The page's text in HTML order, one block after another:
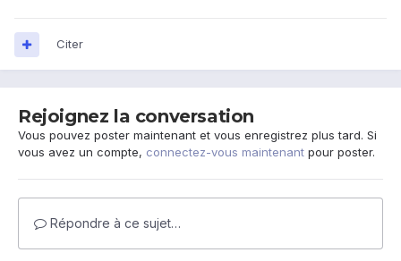
Citer
Rejoignez la conversation
Vous pouvez poster maintenant et vous enregistrez plus tard. Si
vous avez un compte, connectez-vous maintenant pour poster.
Répondre à ce sujet…